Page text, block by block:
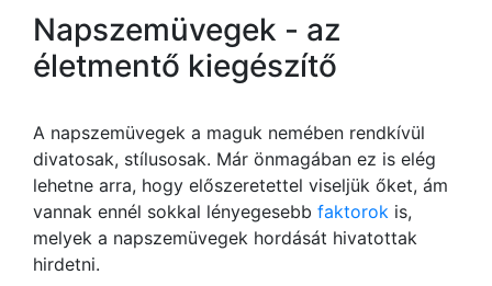
Napszemüvegek - az
életmentő kiegészítő
A napszemüvegek a maguk nemében rendkívül
divatosak, stílusosak. Már önmagában ez is elég
lehetne arra, hogy előszeretettel viseljük őket, ám
vannak ennél sokkal lényegesebb faktorok is,
melyek a napszemüvegek hordását hivatottak
hirdetni.